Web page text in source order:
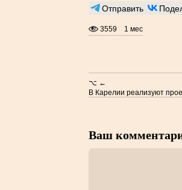
Отправить
3559 1 мес
⌥ ←
В Карелии реализуют
Ваш